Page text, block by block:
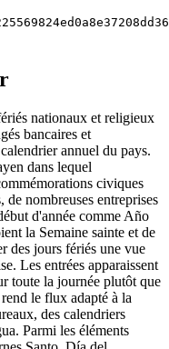
nationaux et religieux
bancaires et
annuel du pays.
dans lequel
civiques
nombreuses entreprises
d'année comme Año
la Semaine sainte et de
des jours fériés une vue
Les entrées apparaissent
toute la journée plutôt que
le flux adapté à la
des calendriers
Parmi les éléments